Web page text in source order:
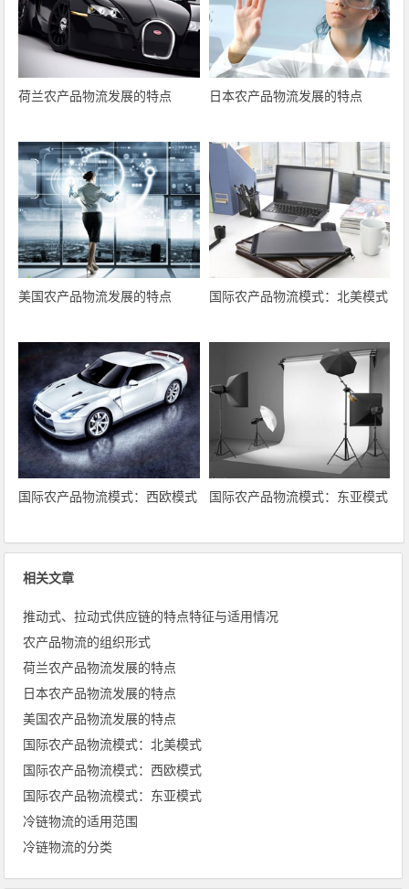
荷兰农产品物流发展的特点 日本农产品物流发展的特点
美国农产品物流发展的特点 国际农产品物流模式：北美模式
国际农产品物流模式：西欧模式 国际农产品物流模式：东亚模式
相关文章
推动式、拉动式供应链的特点特征与适用情况
农产品物流的组织形式
荷兰农产品物流发展的特点
日本农产品物流发展的特点
美国农产品物流发展的特点
国际农产品物流模式：北美模式
国际农产品物流模式：西欧模式
国际农产品物流模式：东亚模式
冷链物流的适用范围
冷链物流的分类